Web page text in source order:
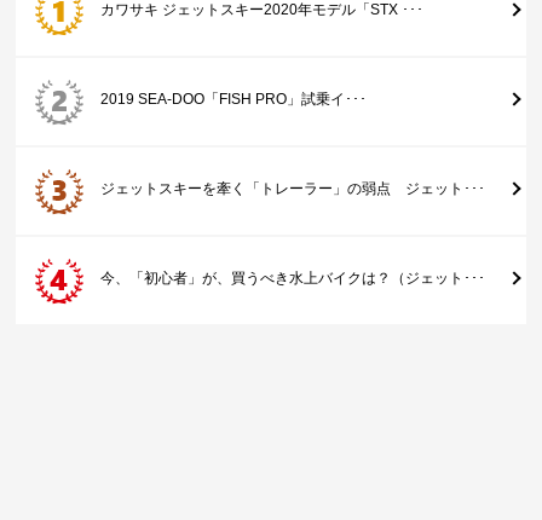
カワサキ ジェットスキー2020年モデル「STX ･･･
2019 SEA-DOO「FISH PRO」試乗イ･･･
ジェットスキーを牽く「トレーラー」の弱点 ジェット･･･
今、「初心者」が、買うべき水上バイクは？（ジェット･･･